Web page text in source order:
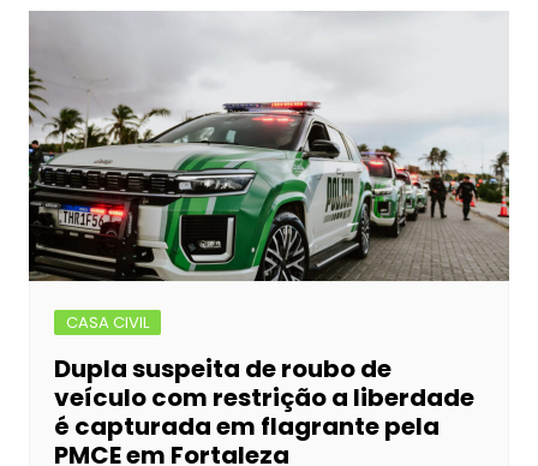
CASA CIVIL
Dupla suspeita de roubo de
veículo com restrição a liberdade
é capturada em flagrante pela
PMCE em Fortaleza